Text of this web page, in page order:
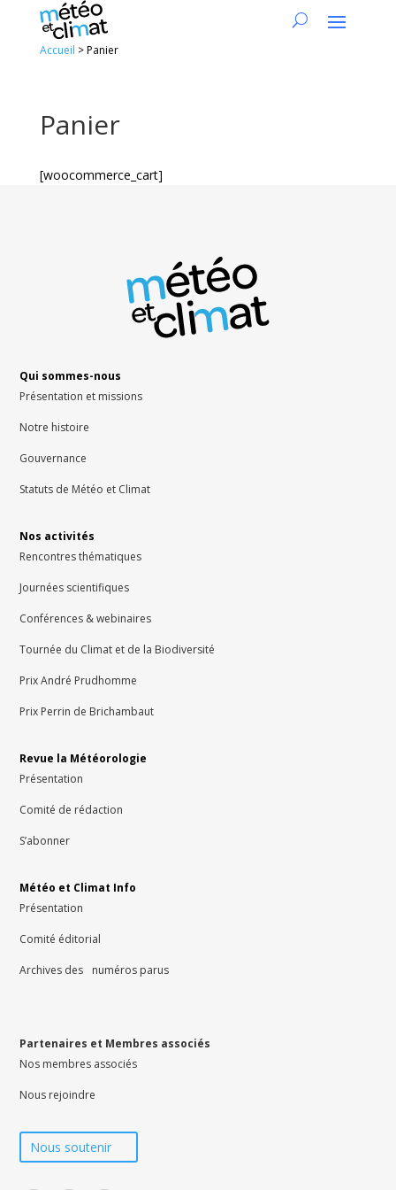
Accueil >Panier
Panier
[woocommerce_cart]
Qui sommes-nous
Présentation et missions
Notre histoire
Gouvernance
Statuts de Météo et Climat
Nos activités
Rencontres thématiques
Journées scientifiques
Conférences & webinaires
Tournée du Climat et de la Biodiversité
Prix André Prudhomme
Prix Perrin de Brichambaut
Revue la Météorologie
Présentation
Comité de rédaction
S’abonner
Météo et Climat Info
Présentation
Comité éditorial
Archives des numéros parus
Partenaires et Membres associés
Nos membres associés
Nous rejoindre
Nous soutenir